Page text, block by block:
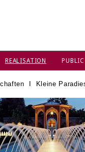
REALISATION
Kleine